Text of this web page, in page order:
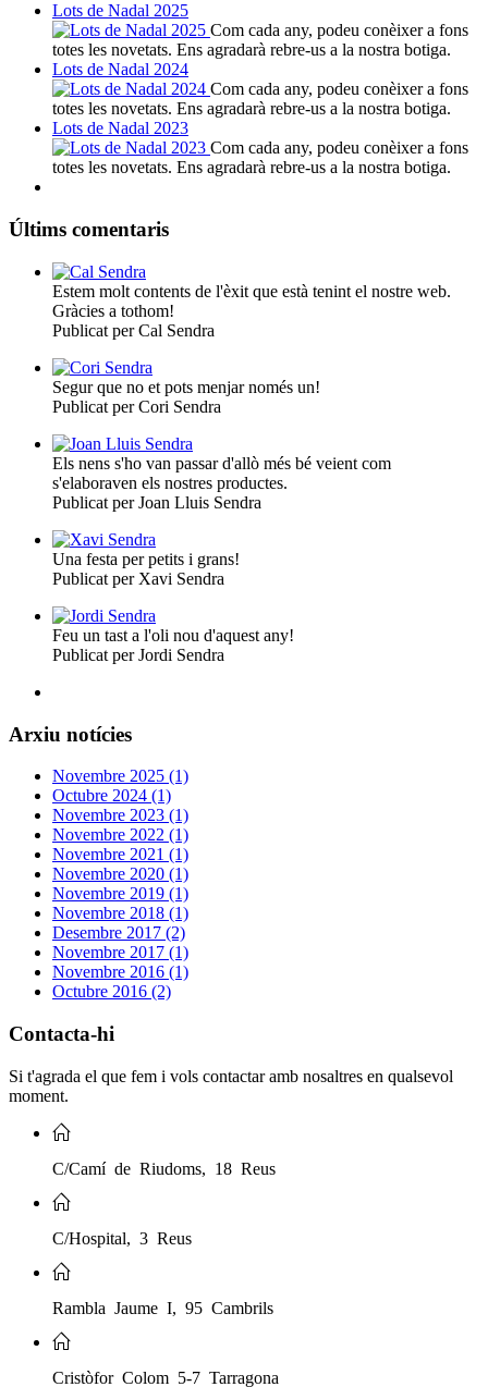
Lots de Nadal 2025
Com cada any, podeu conèixer a fons
totes les novetats. Ens agradarà rebre-us a la nostra botiga.
Lots de Nadal 2024
Com cada any, podeu conèixer a fons
totes les novetats. Ens agradarà rebre-us a la nostra botiga.
Lots de Nadal 2023
Com cada any, podeu conèixer a fons
totes les novetats. Ens agradarà rebre-us a la nostra botiga.
Últims comentaris
Estem molt contents de l'èxit que està tenint el nostre web.
Gràcies a tothom!
Publicat per Cal Sendra
Segur que no et pots menjar només un!
Publicat per Cori Sendra
Els nens s'ho van passar d'allò més bé veient com
s'elaboraven els nostres productes.
Publicat per Joan Lluis Sendra
Una festa per petits i grans!
Publicat per Xavi Sendra
Feu un tast a l'oli nou d'aquest any!
Publicat per Jordi Sendra
Arxiu notícies
Novembre 2025 (1)
Octubre 2024 (1)
Novembre 2023 (1)
Novembre 2022 (1)
Novembre 2021 (1)
Novembre 2020 (1)
Novembre 2019 (1)
Novembre 2018 (1)
Desembre 2017 (2)
Novembre 2017 (1)
Novembre 2016 (1)
Octubre 2016 (2)
Contacta-hi
Si t'agrada el que fem i vols contactar amb nosaltres en qualsevol
moment.
C/Camí de Riudoms, 18 Reus
C/Hospital, 3 Reus
Rambla Jaume I, 95 Cambrils
Cristòfor Colom 5-7 Tarragona